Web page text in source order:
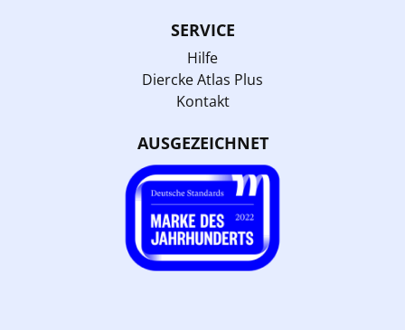
SERVICE
Hilfe
Diercke Atlas Plus
Kontakt
AUSGEZEICHNET